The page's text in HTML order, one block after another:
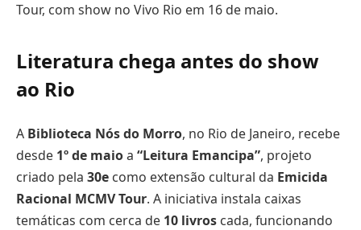
Tour, com show no Vivo Rio em 16 de maio.
Literatura chega antes do show
ao Rio
A Biblioteca Nós do Morro, no Rio de Janeiro, recebe
desde 1º de maioa “Leitura Emancipa”, projeto
criado pela 30e como extensão cultural da Emicida
Racional MCMV Tour. A iniciativa instala caixas
temáticas com cerca de 10 livros cada, funcionando